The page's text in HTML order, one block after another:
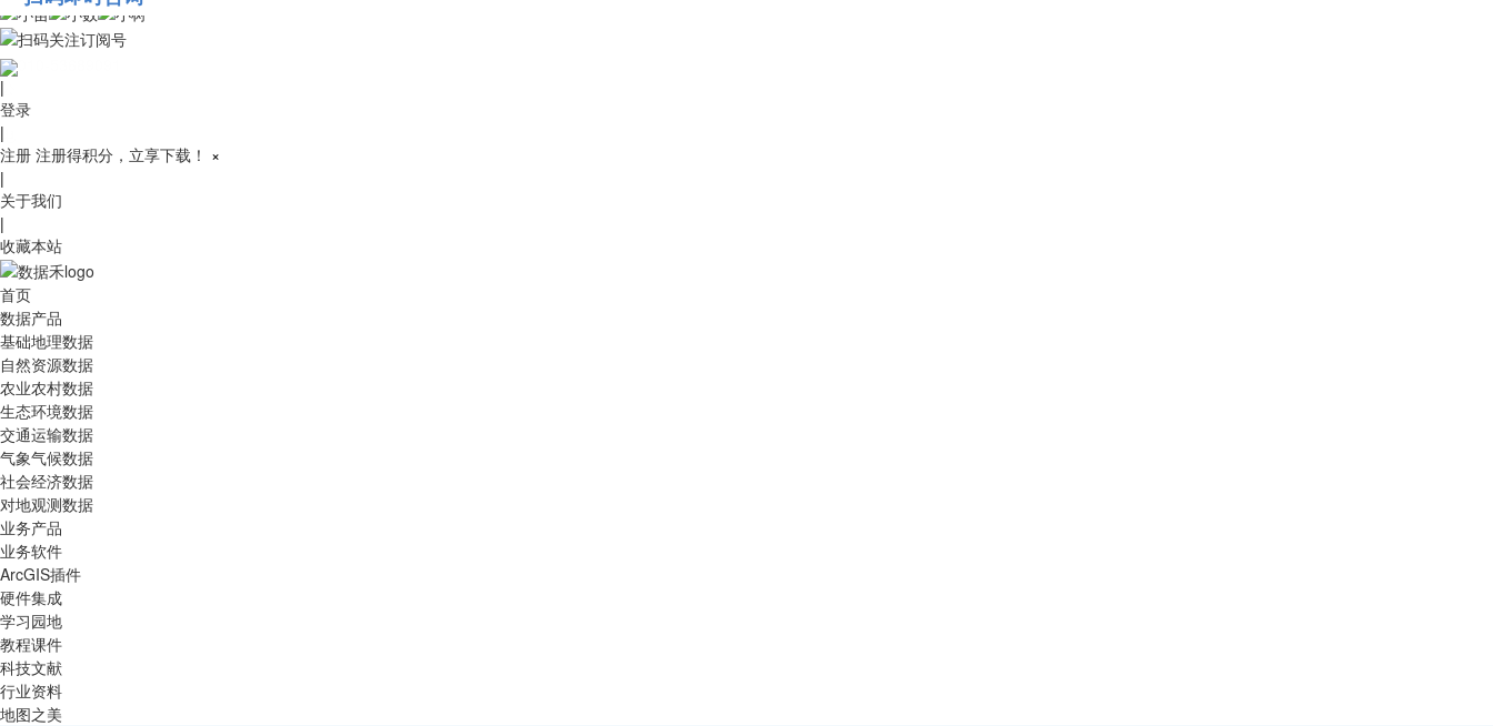
010-53689091
|
登录
|
注册 注册得积分，立享下载！ ×
|
关于我们
|
收藏本站
首页
数据产品
基础地理数据
自然资源数据
农业农村数据
生态环境数据
交通运输数据
气象气候数据
社会经济数据
对地观测数据
业务产品
业务软件
ArcGIS插件
硬件集成
学习园地
教程课件
科技文献
行业资料
地图之美